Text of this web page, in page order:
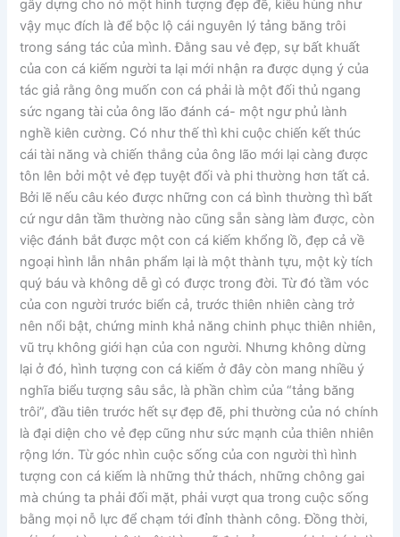
gây dựng cho nó một hình tượng đẹp đẽ, kiêu hùng như
vậy mục đích là để bộc lộ cái nguyên lý tảng băng trôi
trong sáng tác của mình. Đằng sau vẻ đẹp, sự bất khuất
của con cá kiếm người ta lại mới nhận ra được dụng ý của
tác giả rằng ông muốn con cá phải là một đối thủ ngang
sức ngang tài của ông lão đánh cá- một ngư phủ lành
nghề kiên cường. Có như thế thì khi cuộc chiến kết thúc
cái tài năng và chiến thắng của ông lão mới lại càng được
tôn lên bởi một vẻ đẹp tuyệt đối và phi thường hơn tất cả.
Bởi lẽ nếu câu kéo được những con cá bình thường thì bất
cứ ngư dân tầm thường nào cũng sẵn sàng làm được, còn
việc đánh bắt được một con cá kiếm khổng lồ, đẹp cả về
ngoại hình lẫn nhân phẩm lại là một thành tựu, một kỳ tích
quý báu và không dễ gì có được trong đời. Từ đó tầm vóc
của con người trước biển cả, trước thiên nhiên càng trở
nên nổi bật, chứng minh khả năng chinh phục thiên nhiên,
vũ trụ không giới hạn của con người. Nhưng không dừng
lại ở đó, hình tượng con cá kiếm ở đây còn mang nhiều ý
nghĩa biểu tượng sâu sắc, là phần chìm của “tảng băng
trôi”, đầu tiên trước hết sự đẹp đẽ, phi thường của nó chính
là đại diện cho vẻ đẹp cũng như sức mạnh của thiên nhiên
rộng lớn. Từ góc nhìn cuộc sống của con người thì hình
tượng con cá kiếm là những thử thách, những chông gai
mà chúng ta phải đối mặt, phải vượt qua trong cuộc sống
bằng mọi nỗ lực để chạm tới đỉnh thành công. Đồng thời,